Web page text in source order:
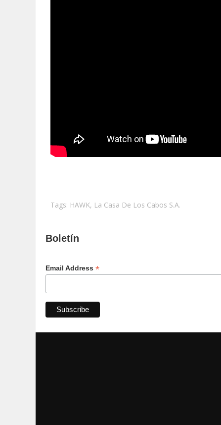
Tags: HAWK, La Casa De Los Cabos S.A.
Boletín
Email Address *